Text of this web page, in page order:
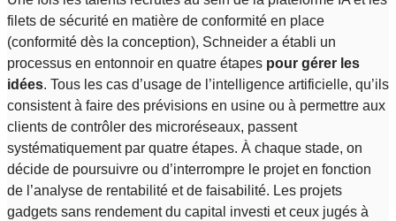
filets de sécurité en matière de conformité en place
(conformité dès la conception), Schneider a établi un
processus en entonnoir en quatre étapes pour gérer les
idées. Tous les cas d’usage de l’intelligence artificielle, qu’ils
consistent à faire des prévisions en usine ou à permettre aux
clients de contrôler des microréseaux, passent
systématiquement par quatre étapes. À chaque stade, on
décide de poursuivre ou d’interrompre le projet en fonction
de l’analyse de rentabilité et de faisabilité. Les projets
gadgets sans rendement du capital investi et ceux jugés à